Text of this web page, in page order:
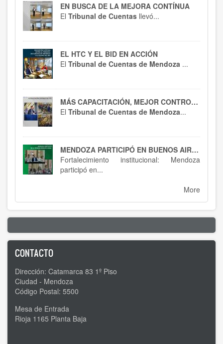
EN BUSCA DE LA MEJORA CONTÍNUA
El Tribunal de Cuentas llevó...
EL HTC Y EL BID EN ACCIÓN
El Tribunal de Cuentas de Mendoza ...
MÁS CAPACITACIÓN, MEJOR CONTROL : EL HTC SE ACTUALIZA EN RT 54
El Tribunal de Cuentas de Mendoza...
MENDOZA PARTICIPÓ EN BUENOS AIRES : SPTCRA
Fortalecimiento institucional: Mendoza
participó en...
More
CONTACTO
Dirección: Catamarca 83 1º Piso
Ciudad - Mendoza
Código Postal: 5500
Mesa de Entrada
Rioja 1165 Planta Baja